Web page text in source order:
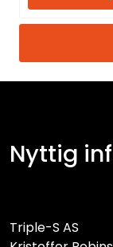
Nyttig
Triple-S AS